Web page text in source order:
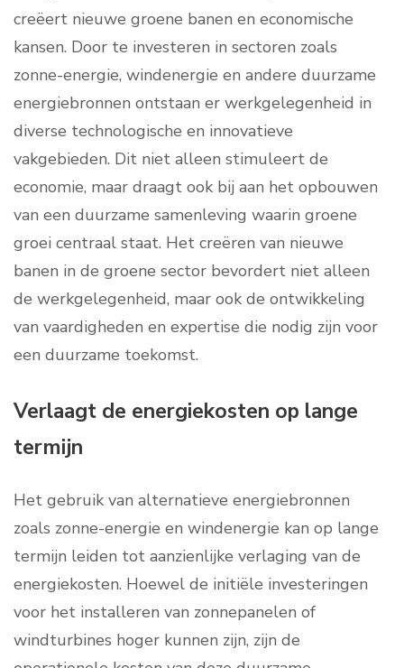
creëert nieuwe groene banen en economische
kansen. Door te investeren in sectoren zoals
zonne-energie, windenergie en andere duurzame
energiebronnen ontstaan er werkgelegenheid in
diverse technologische en innovatieve
vakgebieden. Dit niet alleen stimuleert de
economie, maar draagt ook bij aan het opbouwen
van een duurzame samenleving waarin groene
groei centraal staat. Het creëren van nieuwe
banen in de groene sector bevordert niet alleen
de werkgelegenheid, maar ook de ontwikkeling
van vaardigheden en expertise die nodig zijn voor
een duurzame toekomst.
Verlaagt de energiekosten op lange
termijn
Het gebruik van alternatieve energiebronnen
zoals zonne-energie en windenergie kan op lange
termijn leiden tot aanzienlijke verlaging van de
energiekosten. Hoewel de initiële investeringen
voor het installeren van zonnepanelen of
windturbines hoger kunnen zijn, zijn de